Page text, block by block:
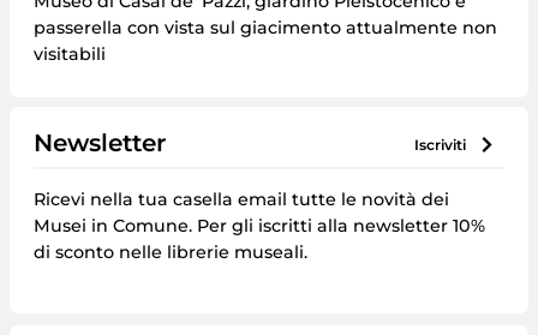
passerella con vista sul giacimento attualmente non
visitabili
Newsletter iscriviti
Ricevi nella tua casella email tutte le novità dei
Musei in Comune. Per gli iscritti alla newsletter 10%
di sconto nelle librerie museali.